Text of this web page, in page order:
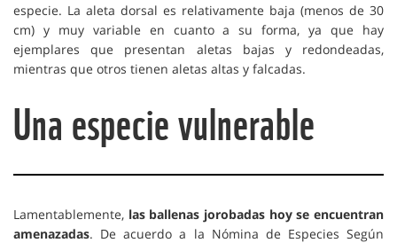
especie. La aleta dorsal es relativamente baja (menos de 30
cm) y muy variable en cuanto a su forma, ya que hay
ejemplares que presentan aletas bajas y redondeadas,
mientras que otros tienen aletas altas y falcadas.
Una especie vulnerable
Lamentablemente, las ballenas jorobadas hoy se encuentran
amenazadas. De acuerdo a la Nómina de Especies Según